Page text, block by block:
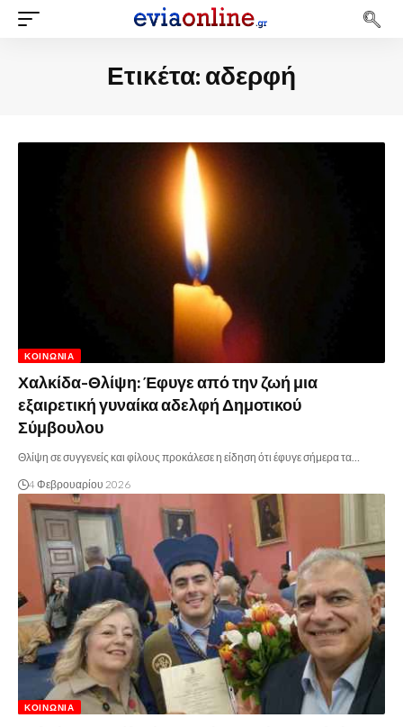
Ετικέτα: αδερφή
ΚΟΙΝΩΝΊΑ
Χαλκίδα-Θλίψη: Έφυγε από την ζωή μια
εξαιρετική γυναίκα αδελφή Δημοτικού
Σύμβουλου
Θλίψη σε συγγενείς και φίλους προκάλεσε η είδηση ότι έφυγε σήμερα τα…
4 Φεβρουαρίου 2026
ΚΟΙΝΩΝΊΑ